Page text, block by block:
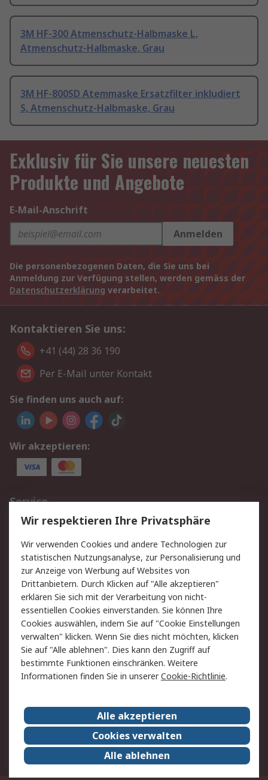
3M HF-300 Atmenschutz-Halbmaske L,
Atmenschutz-Halbmaske, Grau
3M HF-800SD Atemmaske Ersatzfilter inkludiert
S, Atmenschutz-Halbmaske, Grau
Exklusiv für Sie unsere neuesten
Produkte und Angebote
E-Mail-Anschrift
Anmelden
Die personenbezogenen Daten, die Sie uns bei
Anmeldung zur Verfügung stellen, werden gemäss der
Datenschutzerklärung verarbeitet.
Kontaktieren Sie uns:
+41 (44) 28 36 190
Per E-Mail unter Kontakt
Sie finden uns auch auf:
Wir akzeptieren:
Service
Value Added Services
Lieferlösungen
Rücksendungen
Kontakt
Hilfe
Rechtliches
AGB
Datenschutz
Cookie-Richtlinie
Zahlungsbedingungen
Copyright/Impressum
Über RS
Karriere bei RS
Nachhaltigkeit
Qualität/Umwelt/ZertifikatePresse-Center
Event-Center
Wir respektieren Ihre Privatsphäre
Wir verwenden Cookies und andere Technologien zur
statistischen Nutzungsanalyse, zur Personalisierung und
zur Anzeige von Werbung auf Websites von
Drittanbietern. Durch Klicken auf "Alle akzeptieren"
erklären Sie sich mit der Verarbeitung von nicht-
essentiellen Cookies einverstanden. Sie können Ihre
Cookies auswählen, indem Sie auf "Cookie Einstellungen
verwalten" klicken. Wenn Sie dies nicht möchten, klicken
Sie auf "Alle ablehnen". Dies kann den Zugriff auf
bestimmte Funktionen einschränken. Weitere
Informationen finden Sie in unsererCookie-Richtlinie.
Alle akzeptieren
Cookies verwalten
Alle ablehnen